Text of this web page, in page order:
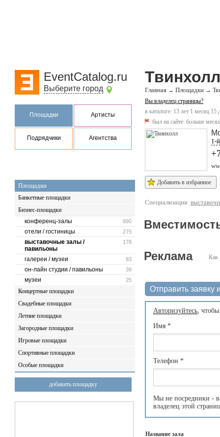
EventCatalog.ru
Выберите город
Площадки Артисты
Подрядчики Агентства
Площадки
Банкетные площадки
Бизнес-площадки
890
конференц-залы
275
отели / гостиницы
178
выставочные залы /
павильоны
83
галереи / музеи
39
он-лайн студии / павильоны
25
музеи
Концертные площадки
Свадебные площадки
Летние площадки
Загородные площадки
Игровые площадки
Спортивные площадки
Особые площадки
добавить площадку
Твинхолл
Главная → Площадки →
Вы владелец страницы?
в каталоге: 13 лет 1 месяц 15
был на сайте: больше
1-
Добавить в избранное
Специализация:
Как
Реклама
Отправить заявку
Авторизуйтесь,
Имя *
Телефон *
Мы не посредники -
владелец этой
Название зала